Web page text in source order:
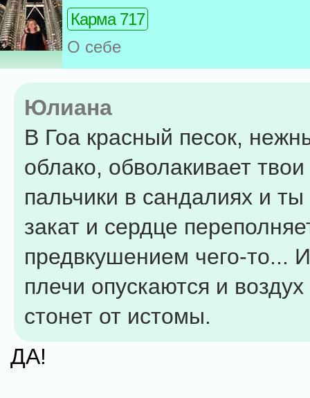
Карма 717
О себе
Юлиана
В Гоа красный песок,
облако, обволакивает
пальчики в сандалиях и
закат и сердце
предвкушением чего-то...
плечи опускаются и воздух
стонет от истомы.
ДА!